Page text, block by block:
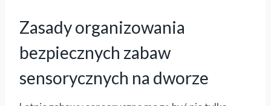
Zasady organizowania
bezpiecznych zabaw
sensorycznych na dworze